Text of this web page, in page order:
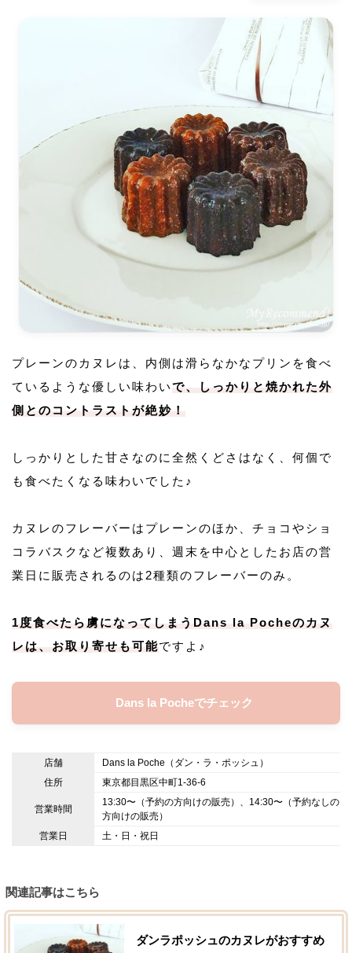
プレーンのカヌレは、内側は滑らなかなプリンを食べ
ているような優しい味わいで、しっかりと焼かれた外
側とのコントラストが絶妙！
しっかりとした甘さなのに全然くどさはなく、何個で
も食べたくなる味わいでした♪
カヌレのフレーバーはプレーンのほか、チョコやショ
コラバスクなど複数あり、週末を中心としたお店の営
業日に販売されるのは2種類のフレーバーのみ。
1度食べたら虜になってしまうDans la Pocheのカヌ
レは、お取り寄せも可能ですよ♪
Dans la Pocheでチェック
店舗
Dans la Poche（ダン・ラ・ポッシュ）
住所
東京都目黒区中町1-36-6
営業時間
13:30〜（予約の方向けの販売）、14:30〜（予約なしの
方向けの販売）
営業日
土・日・祝日
関連記事はこちら
ダンラポッシュのカヌレがおすすめ